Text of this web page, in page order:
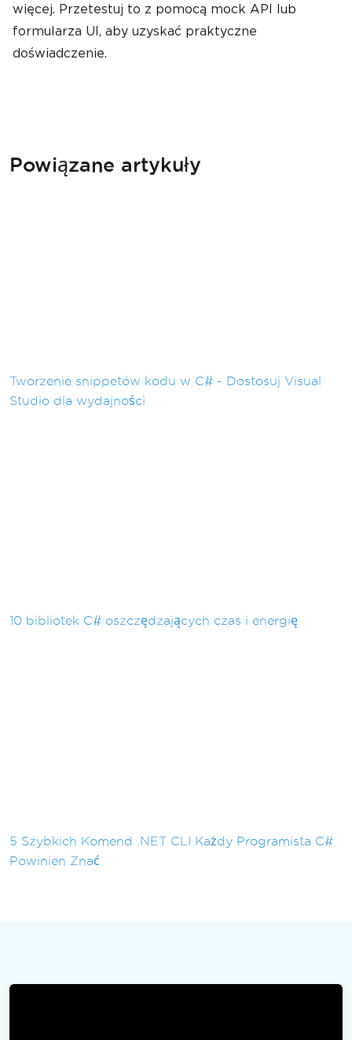
więcej. Przetestuj to z pomocą mock API lub
formularza UI, aby uzyskać praktyczne
doświadczenie.
Powiązane artykuły
Tworzenie snippetów kodu w C# - Dostosuj Visual
Studio dla wydajności
10 bibliotek C# oszczędzających czas i energię
5 Szybkich Komend .NET CLI Każdy Programista C#
Powinien Znać